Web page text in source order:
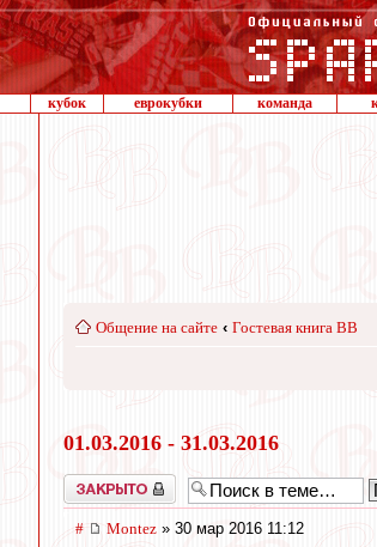
кубок еврокубки команда
Общение на сайте ‹ Гостевая книга ВВ
01.03.2016 - 31.03.2016
Закрыто
# Montez » 30 мар 2016 11:12